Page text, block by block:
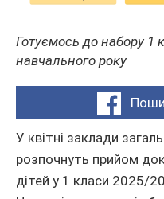
Готуємось до набору 1
навчального року
У квітні заклади
розпочнуть прийом
дітей у 1 класи 2025/